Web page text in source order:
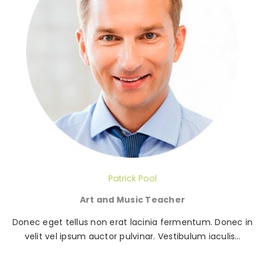
Patrick Pool
Art and Music Teacher
Donec eget tellus non erat lacinia fermentum. Donec in
velit vel ipsum auctor pulvinar. Vestibulum iaculis…